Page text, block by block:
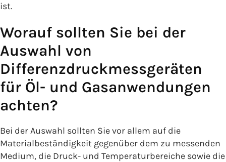
ist.
Worauf sollten Sie bei der
Auswahl von
Differenzdruckmessgeräten
für Öl- und Gasanwendungen
achten?
Bei der Auswahl sollten Sie vor allem auf die
Materialbeständigkeit gegenüber dem zu messenden
Medium, die Druck- und Temperaturbereiche sowie die